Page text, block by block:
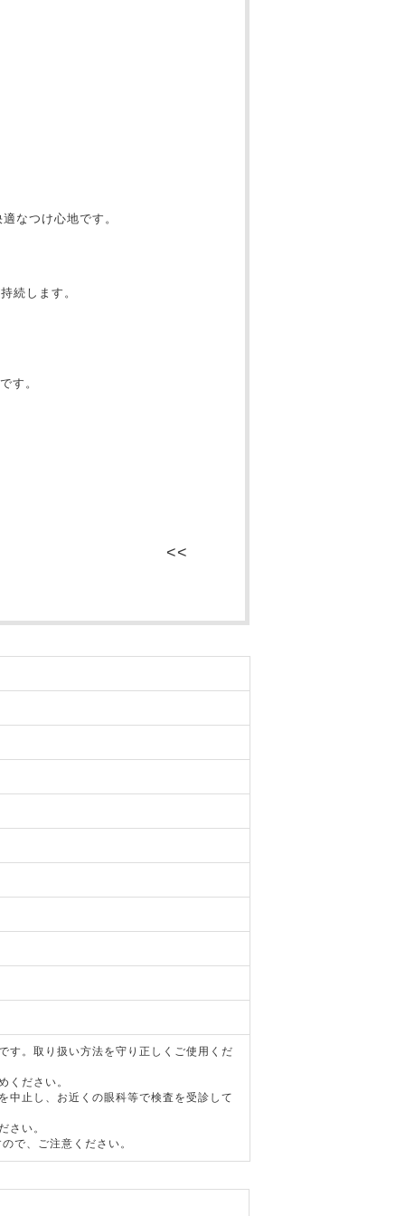
なつけ心地です。
続します。
す。
す。取り扱い方法を守り正しくご使用くだ
ください。
中止し、お近くの眼科等で検査を受診して
さい。
で、ご注意ください。